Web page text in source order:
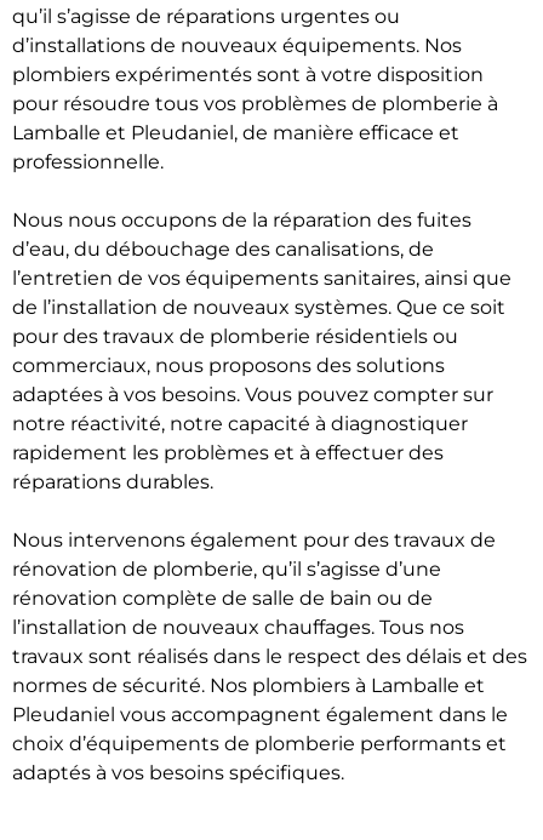
qu’il s’agisse de réparations urgentes ou
d’installations de nouveaux équipements. Nos
plombiers expérimentés sont à votre disposition
pour résoudre tous vos problèmes de plomberie à
Lamballe et Pleudaniel, de manière efficace et
professionnelle.
Nous nous occupons de la réparation des fuites
d’eau, du débouchage des canalisations, de
l’entretien de vos équipements sanitaires, ainsi que
de l’installation de nouveaux systèmes. Que ce soit
pour des travaux de plomberie résidentiels ou
commerciaux, nous proposons des solutions
adaptées à vos besoins. Vous pouvez compter sur
notre réactivité, notre capacité à diagnostiquer
rapidement les problèmes et à effectuer des
réparations durables.
Nous intervenons également pour des travaux de
rénovation de plomberie, qu’il s’agisse d’une
rénovation complète de salle de bain ou de
l’installation de nouveaux chauffages. Tous nos
travaux sont réalisés dans le respect des délais et des
normes de sécurité. Nos plombiers à Lamballe et
Pleudaniel vous accompagnent également dans le
choix d’équipements de plomberie performants et
adaptés à vos besoins spécifiques.